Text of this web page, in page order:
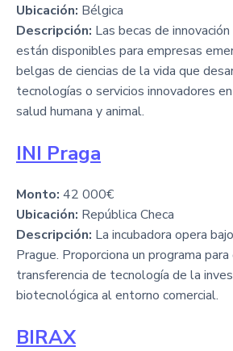
Ubicación: Bélgica
Descripción: Las becas de
están disponibles para empresas
belgas de ciencias de la vida que
tecnologías o servicios innovadores
salud humana y animal.
INI Praga
Monto: 42 000€
Ubicación: República Checa
Descripción: La incubadora opera
Prague. Proporciona un programa
transferencia de tecnología de la
biotecnológica al entorno comercial.
BIRAX